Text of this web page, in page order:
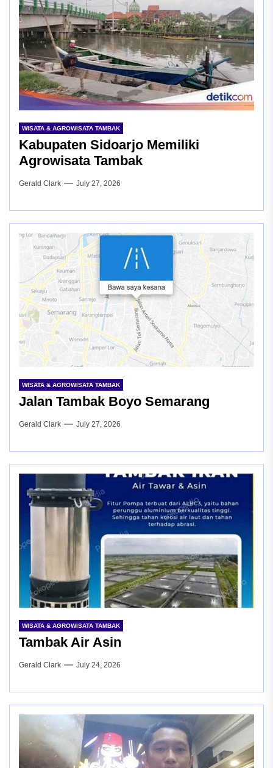
WISATA & AGROWISATA TAMBAK
Kabupaten Sidoarjo Memiliki
Agrowisata Tambak
Gerald Clark July 27, 2026
WISATA & AGROWISATA TAMBAK
Jalan Tambak Boyo Semarang
Gerald Clark July 27, 2026
WISATA & AGROWISATA TAMBAK
Tambak Air Asin
Gerald Clark July 24, 2026